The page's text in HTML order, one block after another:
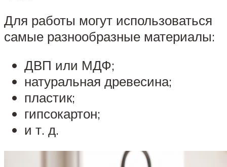
Для работы могут использоваться
самые разнообразные материалы:
ДВП или МДФ;
натуральная древесина;
пластик;
гипсокартон;
и т. д.